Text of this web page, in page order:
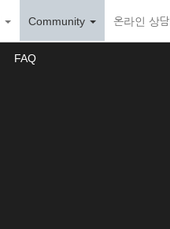
Community 온라인 상담
FAQ